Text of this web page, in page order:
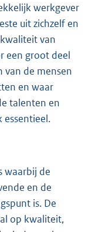
werkgever
uit zichzelf en
van
een groot deel
de mensen
en waar
talenten en
essentieel.
waarbij de
en de
is. De
op kwaliteit,